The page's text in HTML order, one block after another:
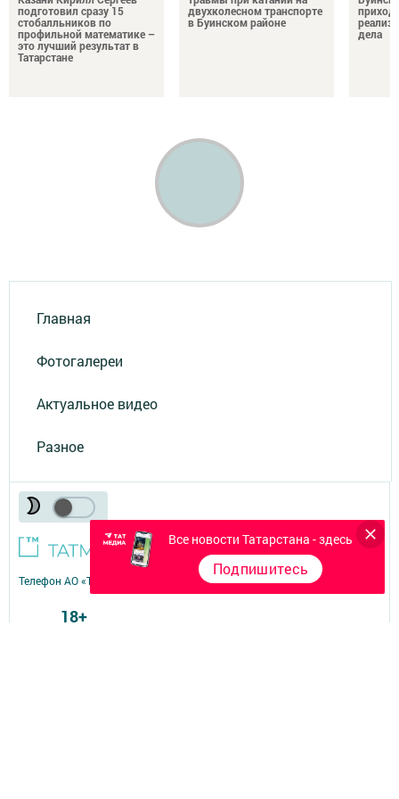
подготовил сразу 15
стобалльников по
профильной математике –
это лучший результат в
Татарстане
двухколесном транспорте
в Буинском районе
приход
дела
Главная
Фотогалереи
Актуальное видео
Разное
Все новости Татарстана - здесь
Подпишитесь
Телефон АО «ТАТМЕДИА»: (843) 222 09 84
18+